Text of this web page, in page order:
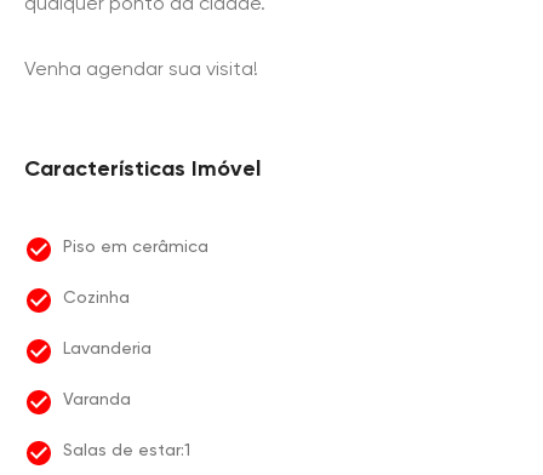
Venha agendar sua visita!
Características Imóvel
Piso em cerâmica
Cozinha
Lavanderia
Varanda
Salas de estar:1